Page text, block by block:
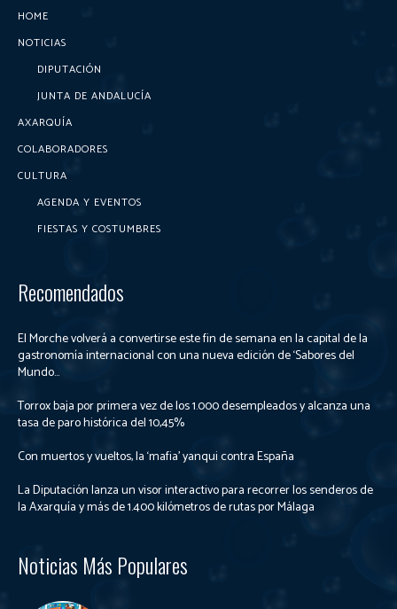
HOME
NOTICIAS
DIPUTACIÓN
JUNTA DE ANDALUCÍA
AXARQUÍA
COLABORADORES
CULTURA
AGENDA Y EVENTOS
FIESTAS Y COSTUMBRES
Recomendados
El Morche volverá a convertirse este fin de semana en la capital de la
gastronomía internacional con una nueva edición de ‘Sabores del
Mundo...
Torrox baja por primera vez de los 1.000 desempleados y alcanza una
tasa de paro histórica del 10,45%
Con muertos y vueltos, la ‘mafia’ yanqui contra España
La Diputación lanza un visor interactivo para recorrer los senderos de
la Axarquía y más de 1.400 kilómetros de rutas por Málaga
Noticias Más Populares